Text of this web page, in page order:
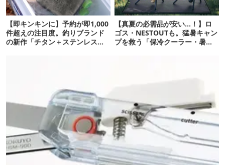
【即キンキンに】予約が即1,000
件超えの注目度。釣りブランド
の新作「チタン＋ステンレスの
【真夏の必需品が安い…！】ロ
ゴス・NESTOUTも。猛暑キャン
プを救う「保冷クーラー・暑さ